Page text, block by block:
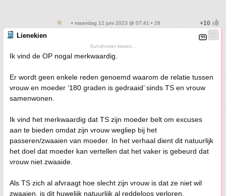
• maandag 12 juni 2023 @ 07:41 • 28
Lienekien
Sunshower kisses...
Ik vind de OP nogal merkwaardig.
Er wordt geen enkele reden genoemd waarom de relatie tussen
vrouw en moeder ‘180 graden is gedraaid’ sinds TS en vrouw
samenwonen.
Ik vind het merkwaardig dat TS zijn moeder belt om excuses
aan te bieden omdat zijn vrouw wegliep bij het
passeren/zwaaien van moeder. In het verhaal dient dit natuurlijk
het doel dat moeder kan vertellen dat het vaker is gebeurd dat
vrouw niet zwaaide.
Als TS zich al afvraagt hoe slecht zijn vrouw is dat ze niet wil
zwaaien, is dit huwelijk natuurlijk al reddeloos verloren.